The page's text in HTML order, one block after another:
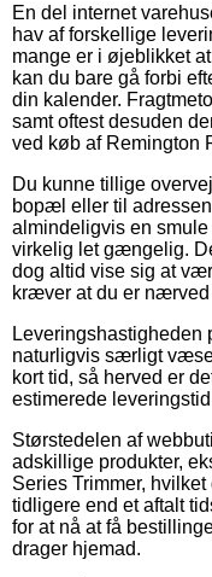
En del internet
hav af forskellige
mange er i øjeblikket
kan du bare gå forbi
din kalender.
samt oftest desuden
ved køb af Remington
Du kunne tillige
bopæl eller til
almindeligvis en
virkelig let gængelig.
dog altid vise sig at
kræver at du er
Leveringshastigheden
naturligvis særligt
kort tid, så herved er
estimerede
Størstedelen af
adskillige produkter,
Series Trimmer,
tidligere end et aftalt
for at nå at få
drager hjemad.